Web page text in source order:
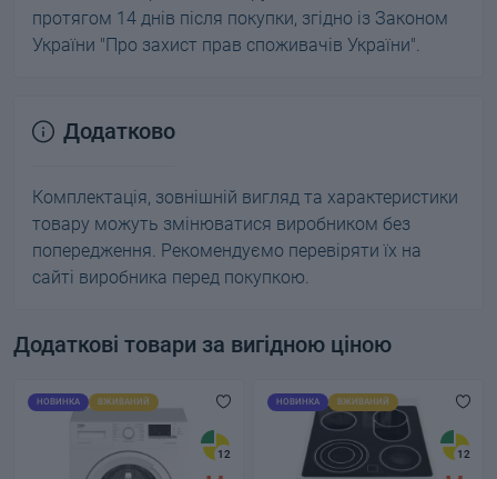
протягом 14 днів після покупки, згідно із Законом
України "Про захист прав споживачів України".
Додатково
Комплектація, зовнішній вигляд та характеристики
товару можуть змінюватися виробником без
попередження. Рекомендуємо перевіряти їх на
сайті виробника перед покупкою.
Додаткові товари за вигідною ціною
НОВИНКА ВЖИВАНИЙ
12
НОВИНКА ВЖИВАНИЙ
12